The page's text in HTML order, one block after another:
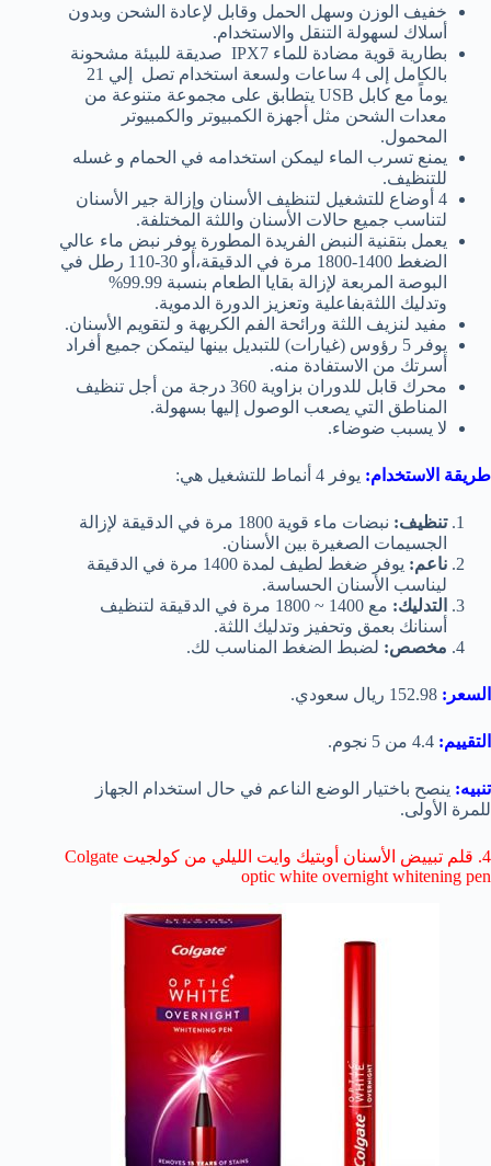
خفيف الوزن وسهل الحمل وقابل لإعادة الشحن وبدون
أسلاك لسهولة التنقل والاستخدام.
بطارية قوية مضادة للماء IPX7 صديقة للبيئة
مشحونة
بالكامل إلى 4 ساعات ولسعة استخدام تصل إلي 21
يوماً مع كابل USB يتطابق على مجموعة متنوعة من
معدات الشحن مثل أجهزة الكمبيوتر والكمبيوتر
المحمول.
يمنع تسرب الماء ليمكن استخدامه في الحمام و غسله
للتنظيف.
4 أوضاع للتشغيل لتنظيف الأسنان وإزالة جير الأسنان
لتناسب جميع حالات الأسنان واللثة المختلفة.
يعمل بتقنية النبض الفريدة المطورة يوفر نبض ماء عالي
الضغط 1400-1800 مرة في الدقيقة،أو 30-110 رطل في
البوصة المربعة لإزالة بقايا الطعام بنسبة 99.99%
وتدليك اللثةبفاعلية وتعزيز الدورة الدموية.
مفيد لنزيف اللثة ورائحة الفم الكريهة و لتقويم الأسنان.
يوفر 5 رؤوس (غيارات) للتبديل بينها ليتمكن جميع أفراد
أسرتك من الاستفادة منه.
محرك قابل للدوران بزاوية 360 درجة من أجل تنظيف
المناطق التي يصعب الوصول إليها بسهولة.
لا يسبب ضوضاء.
طريقة الاستخدام: يوفر 4 أنماط للتشغيل هي:
تنظيف:
نبضات ماء قوية 1800 مرة في الدقيقة لإزالة
الجسيمات الصغيرة بين الأسنان.
ناعم:
يوفر ضغط لطيف لمدة 1400 مرة في الدقيقة
ليناسب الأسنان الحساسة.
التدليك:
مع 1400 ~ 1800 مرة في الدقيقة لتنظيف
أسنانك بعمق وتحفيز وتدليك اللثة.
مخصص: لضبط الضغط المناسب لك.
السعر: 152.98 ريال سعودي.
التقييم:
تنبيه: ينصح باختيار الوضع الناعم في حال استخدام الجهاز
للمرة الأولى.
4. قلم تبييض الأسنان أوبتيك وايت الليلي من كولجيت Colgate
optic white overnight whitening pen